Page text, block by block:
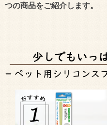
つの商品をご紹介します。